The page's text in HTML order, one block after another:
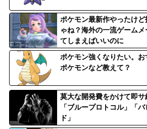
ポケモン最新作やったけど
ゃね？海外の一流ゲーム
てしまえばいいのに
ポケモン強くなりたい。お
ポケモンなど教えて？
莫大な開発費をかけて即
「ブループロトコル」「
ド」